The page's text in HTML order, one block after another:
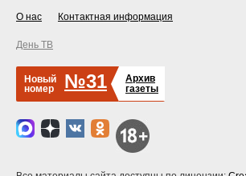
О нас Контактная информация
День ТВ
Новый
номер
№31
Архив
газеты